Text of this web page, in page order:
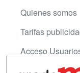
Quienes somos
Tarifas
Acceso
Acceso Centros